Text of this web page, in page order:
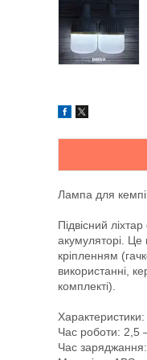
Лампа для
Підвісний
акумуляторі. Це
кріпленням
використанні,
комплекті).
Характеристики:
Час роботи: 2,5
Час заряджання: